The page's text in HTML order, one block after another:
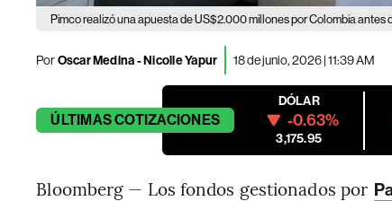
Pimco realizó una apuesta de US$2.000 millones por Colombia antes
PorOscar Medina - Nicolle Yapur 18 de junio, 2026 | 11:39 AM
ÚLTIMASCOTIZACIONES
DÓLAR
-0.63%
3,175.95
Bloomberg — Los fondos gestionados por